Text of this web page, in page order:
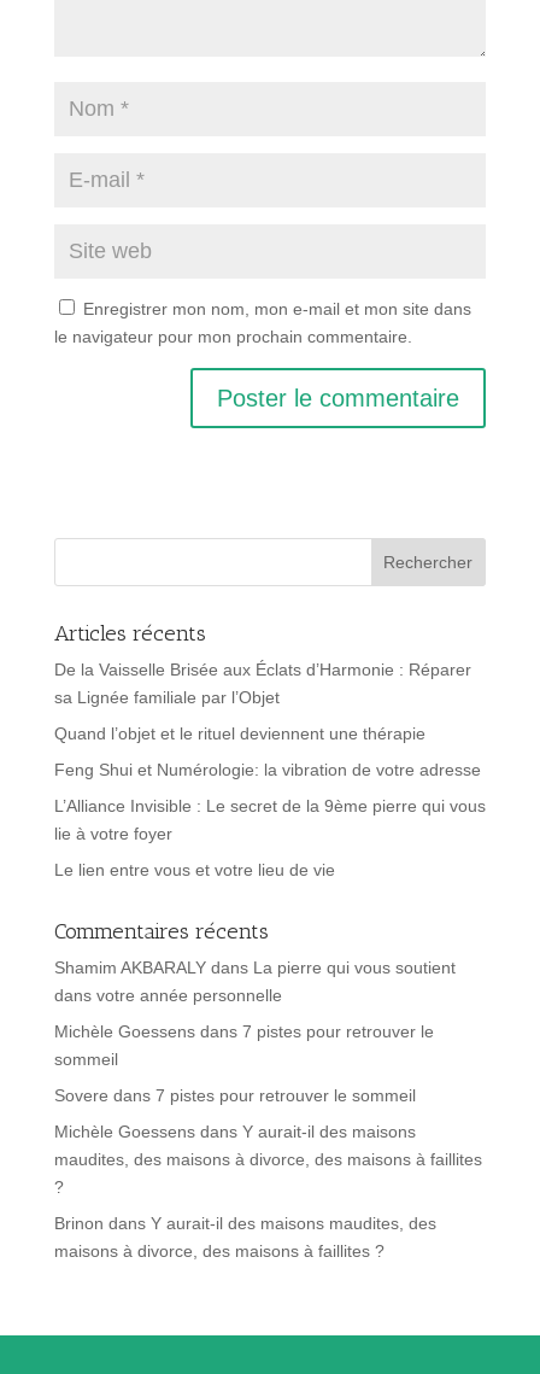
Enregistrer mon nom, mon e-mail et mon site dans
le navigateur pour mon prochain commentaire.
Articles récents
De la Vaisselle Brisée aux Éclats d’Harmonie : Réparer
sa Lignée familiale par l’Objet
Quand l’objet et le rituel deviennent une thérapie
Feng Shui et Numérologie: la vibration de votre adresse
L’Alliance Invisible : Le secret de la 9ème pierre qui vous
lie à votre foyer
Le lien entre vous et votre lieu de vie
Commentaires récents
Shamim AKBARALYdans La pierre qui vous soutient
dans votre année personnelle
Michèle Goessensdans 7 pistes pour retrouver le
sommeil
Sovere dans 7 pistes pour retrouver le sommeil
Michèle Goessensdans Y aurait-il des maisons
maudites, des maisons à divorce, des maisons à faillites
?
Brinon dans Y aurait-il des maisons maudites, des
maisons à divorce, des maisons à faillites ?